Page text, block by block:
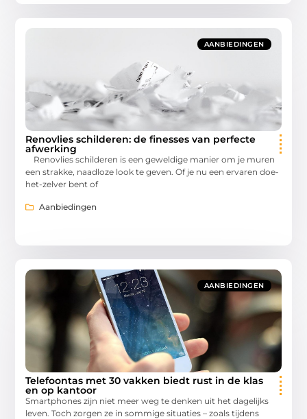
AANBIEDINGEN
Renovlies schilderen: de finesses van perfecte
afwerking
Renovlies schilderen is een geweldige manier om je muren
een strakke, naadloze look te geven. Of je nu een ervaren doe-
het-zelver bent of
Aanbiedingen
AANBIEDINGEN
Telefoontas met 30 vakken biedt rust in de klas
en op kantoor
Smartphones zijn niet meer weg te denken uit het dagelijks
leven. Toch zorgen ze in sommige situaties – zoals tijdens